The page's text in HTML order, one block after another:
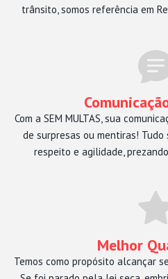
trânsito, somos referência em
Com a SEM MULTAS, sua
de surpresas ou mentiras!
respeito e agilidade,
Melhor
Temos como propósito alcançar